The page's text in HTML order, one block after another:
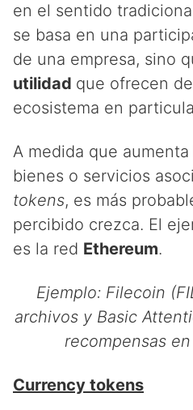
en el sentido
se basa en una
de una empresa, sino
utilidad que ofrecen
ecosistema en
A medida que
bienes o servicios
tokens, es más
percibido crezca. El
es la red Ethereum.
Ejemplo: Filecoin
archivos y Basic
recompensas
Currency tokens